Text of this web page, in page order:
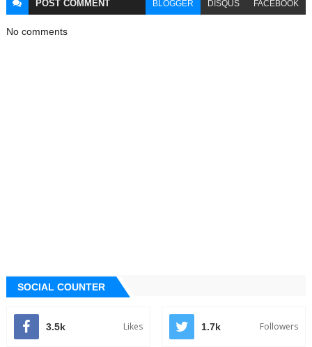
POST COMMENT BLOGGER DISQUS FACEBOOK
No comments
SOCIAL COUNTER
3.5k Likes 1.7k Followers